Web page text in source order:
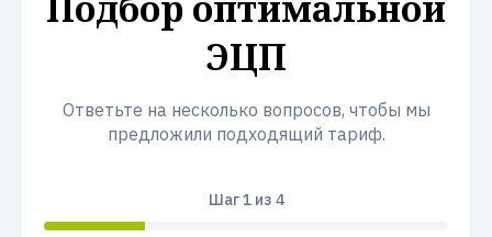
ЭЦП
Ответьте на несколько вопросов, чтобы мы
предложили подходящий тариф.
Шаг1из 4